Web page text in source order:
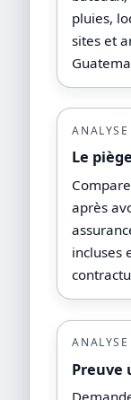
pluies,
sites et
ANALYSE
Le
après
incluses
ANALYSE
Preuve